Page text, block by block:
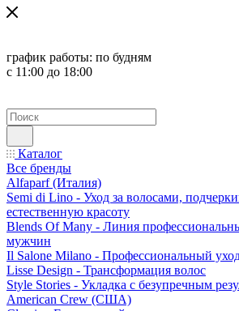
график работы: по будням
с 11:00 до 18:00
Каталог
Все бренды
Alfaparf (Италия)
Semi di Lino - Уход за волосами,
естественную красоту
Blends Of Many - Линия
мужчин
Il Salone Milano - Профессиональный
Lisse Design - Трансформация волос
Style Stories - Укладка с безупречным
American Crew (США)